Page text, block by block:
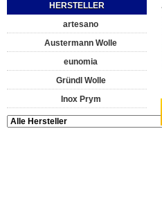
HERSTELLER
artesano
Austermann Wolle
eunomia
Gründl Wolle
Inox Prym